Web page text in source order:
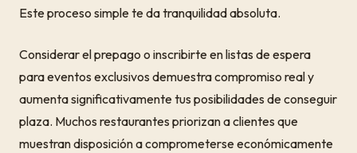
Este proceso simple te da tranquilidad absoluta.
Considerar el prepago o inscribirte en listas de espera
para eventos exclusivos demuestra compromiso real y
aumenta significativamente tus posibilidades de conseguir
plaza. Muchos restaurantes priorizan a clientes que
muestran disposición a comprometerse económicamente